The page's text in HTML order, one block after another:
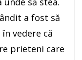
a fost să
vedere că
prieteni care